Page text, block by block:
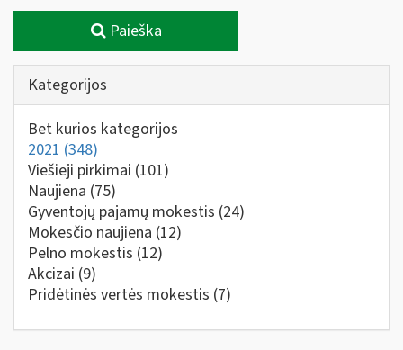
Paieška
Kategorijos
Bet kurios kategorijos
2021 (348)
Viešieji pirkimai (101)
Naujiena (75)
Gyventojų pajamų mokestis (24)
Mokesčio naujiena (12)
Pelno mokestis (12)
Akcizai (9)
Pridėtinės vertės mokestis (7)